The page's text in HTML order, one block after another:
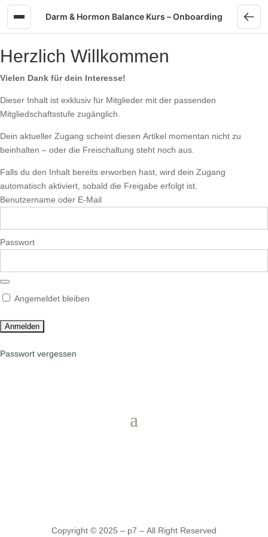
Skip to content
Herzlich Willkommen
Vielen Dank für dein Interesse!
Dieser Inhalt ist exklusiv für Mitglieder mit der passenden
Mitgliedschaftsstufe zugänglich.
Dein aktueller Zugang scheint diesen Artikel momentan nicht zu
beinhalten – oder die Freischaltung steht noch aus.
Falls du den Inhalt bereits erworben hast, wird dein Zugang
automatisch aktiviert, sobald die Freigabe erfolgt ist.
Benutzername oder E-Mail
Passwort
Angemeldet bleiben
Passwort vergessen
Copyright © 2025 – p7 – All Right Reserved
Darm & Hormon Balance Kurs – Onboarding